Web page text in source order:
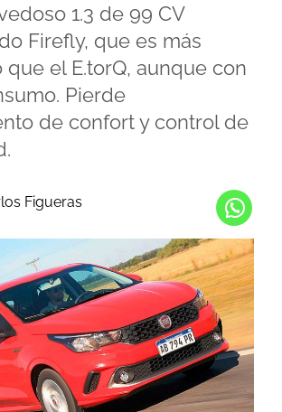
1.3 de 99 CV
Firefly, que es más
el E.torQ, aunque con
Pierde
de confort y control de
Figueras